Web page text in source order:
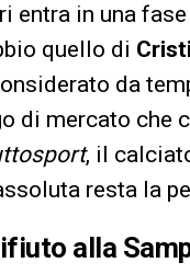
entra in una
quello di
da
di mercato che
, il
resta la
alla